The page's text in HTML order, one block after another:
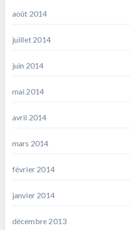
août 2014
juillet 2014
juin 2014
mai 2014
avril 2014
mars 2014
février 2014
janvier 2014
décembre 2013